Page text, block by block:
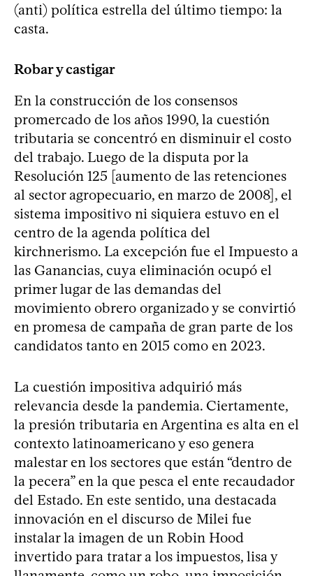
(anti) política estrella del último tiempo: la
casta.
Robar y castigar
En la construcción de los consensos
promercado de los años 1990, la cuestión
tributaria se concentró en disminuir el costo
del trabajo. Luego de la disputa por la
Resolución 125 [aumento de las retenciones
al sector agropecuario, en marzo de 2008], el
sistema impositivo ni siquiera estuvo en el
centro de la agenda política del
kirchnerismo. La excepción fue el Impuesto a
las Ganancias, cuya eliminación ocupó el
primer lugar de las demandas del
movimiento obrero organizado y se convirtió
en promesa de campaña de gran parte de los
candidatos tanto en 2015 como en 2023.
La cuestión impositiva adquirió más
relevancia desde la pandemia. Ciertamente,
la presión tributaria en Argentina es alta en el
contexto latinoamericano y eso genera
malestar en los sectores que están “dentro de
la pecera” en la que pesca el ente recaudador
del Estado. En este sentido, una destacada
innovación en el discurso de Milei fue
instalar la imagen de un Robin Hood
invertido para tratar a los impuestos, lisa y